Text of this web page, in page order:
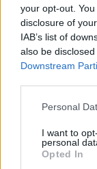
your opt-out.
disclosure of
IAB’s list of
also be
Downstream
Please note that
not limited to
grant or deny
use your data
Personal
I want to
personal
Opted In